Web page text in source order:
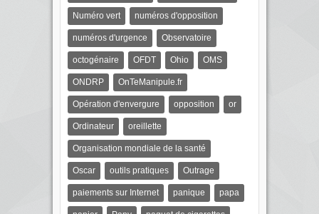
Numéro vert numéros d'opposition
numéros d'urgence Observatoire
octogénaire OFDT Ohio OMS
ONDRP OnTeManipule.fr
Opération d'envergure opposition or
Ordinateur oreillette
Organisation mondiale de la santé
Oscar outils pratiques Outrage
paiements sur Internet panique papa